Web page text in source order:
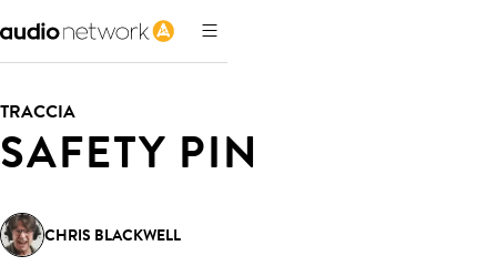
TRACCIA
SAFETY PIN
CHRIS BLACKWELL